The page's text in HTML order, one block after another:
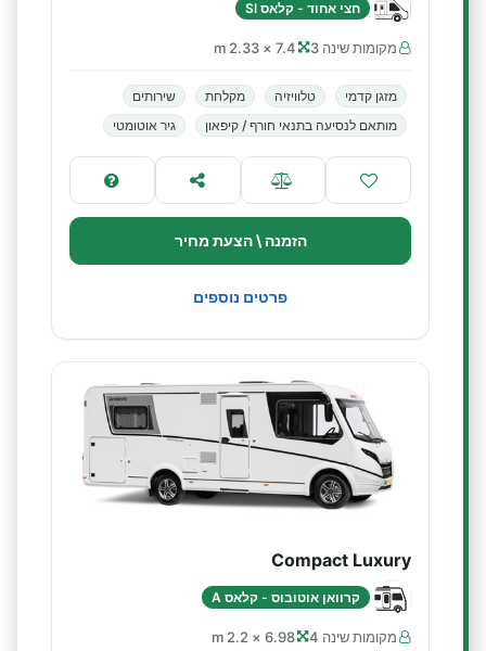
חצי אחוד - קלאס SI
מקומות שינה 3 7.4 × 2.33 m
מזגן קדמי טלוויזיה מקלחת
שירותים
מותאם לנסיעה בתנאי חורף / קיפאון
גיר אוטומטי
הזמנה \ הצעת מחיר
פרטים נוספים
Compact Luxury
קרוואן אוטובוס - קלאס A
מקומות שינה 4 6.98 × 2.2 m